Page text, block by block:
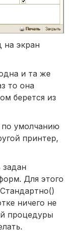
на экран
и та же
то она
берется из
по умолчанию
принтер,
Для этого
ничего не
процедуры